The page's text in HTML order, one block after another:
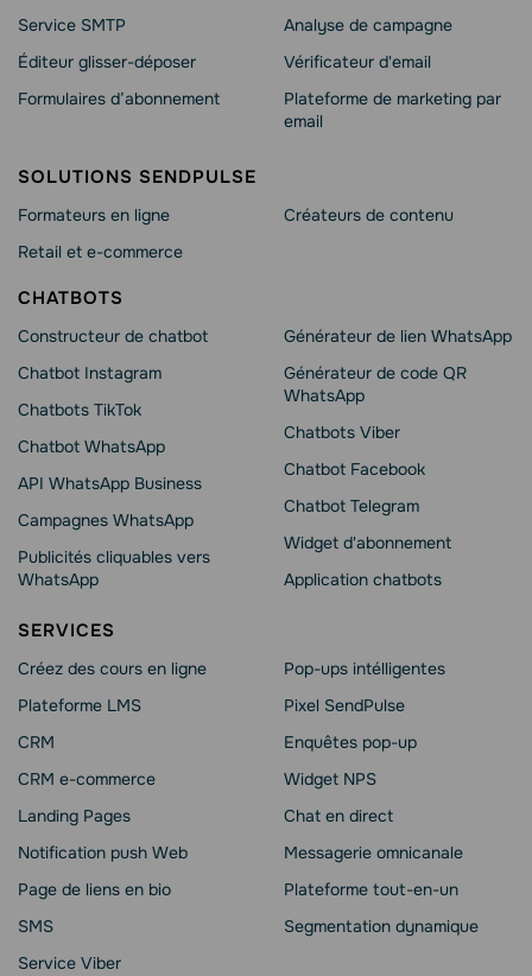
Service SMTP
Éditeur glisser-déposer
Formulaires d’abonnement
Analyse de campagne
Vérificateur d'email
Plateforme de marketing par
email
SOLUTIONS SENDPULSE
Formateurs en ligne
Retail et e-commerce
Créateurs de contenu
CHATBOTS
Constructeur de chatbot
Chatbot Instagram
Chatbots TikTok
Chatbot WhatsApp
API WhatsApp Business
Campagnes WhatsApp
Publicités cliquables vers
WhatsApp
Générateur de lien WhatsApp
Générateur de code QR
WhatsApp
Chatbots Viber
Сhatbot Facebook
Chatbot Telegram
Widget d'abonnement
Application chatbots
SERVICES
Créez des cours en ligne
Plateforme LMS
CRM
CRM e-commerce
Landing Pages
Notification push Web
Page de liens en bio
SMS
Service Viber
Pop-ups intélligentes
Pixel SendPulse
Enquêtes pop-up
Widget NPS
Chat en direct
Messagerie omnicanale
Plateforme tout-en-un
Segmentation dynamique